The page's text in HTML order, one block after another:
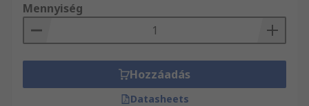
Mennyiség
Hozzáadás
Datasheets